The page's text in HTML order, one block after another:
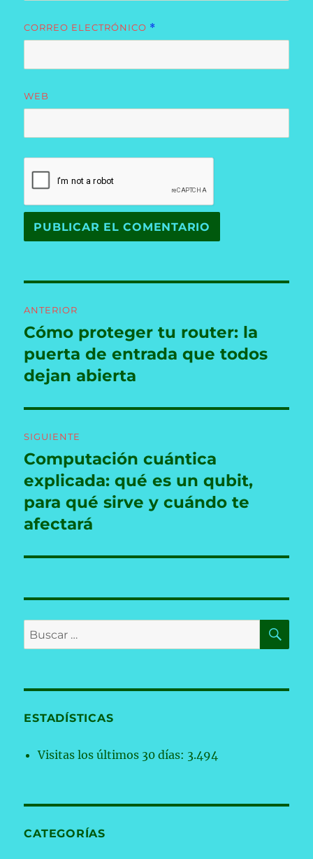
CORREO ELECTRÓNICO *
WEB
de
entradas
ANTERIOR
Entrada
anterior:
Cómo proteger tu router: la
puerta de entrada que todos
dejan abierta
SIGUIENTE
Entrada
siguiente:
Computación cuántica
explicada: qué es un qubit,
para qué sirve y cuándo te
afectará
Buscar
por:
ESTADÍSTICAS
Visitas los últimos 30 días: 3.494
CATEGORÍAS